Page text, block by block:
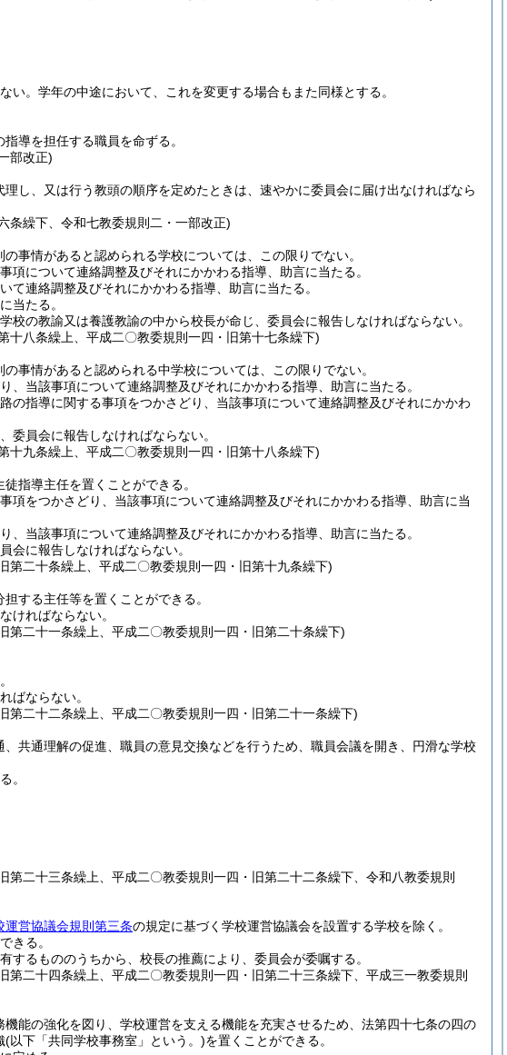
い。 学年の中途において、これを変更する場合もまた同様とする。
導を担任する職員を命ずる。
部改正)
し、又は行う教頭の順序を定めたときは、速やかに委員会に届け出なければなら
条繰下、令和七教委規則二・一部改正)
の事情があると認められる学校については、この限りでない。
について連絡調整及びそれにかかわる指導、助言に当たる。
連絡調整及びそれにかかわる指導、助言に当たる。
当たる。
の教諭又は養護教諭の中から校長が命じ、委員会に報告しなければならない。
八条繰上、平成二〇教委規則一四・旧第十七条繰下)
の事情があると認められる中学校については、この限りでない。
当該事項について連絡調整及びそれにかかわる指導、助言に当たる。
指導に関する事項をつかさどり、当該事項について連絡調整及びそれにかかわ
委員会に報告しなければならない。
九条繰上、平成二〇教委規則一四・旧第十八条繰下)
指導主任を置くことができる。
をつかさどり、当該事項について連絡調整及びそれにかかわる指導、助言に当
当該事項について連絡調整及びそれにかかわる指導、助言に当たる。
会に報告しなければならない。
二十条繰上、平成二〇教委規則一四・旧第十九条繰下)
する主任等を置くことができる。
ければならない。
二十一条繰上、平成二〇教委規則一四・旧第二十条繰下)
ばならない。
二十二条繰上、平成二〇教委規則一四・旧第二十一条繰下)
共通理解の促進、職員の意見交換などを行うため、職員会議を開き、円滑な学校
。
二十三条繰上、平成二〇教委規則一四・旧第二十二条繰下、令和八教委規則
運営協議会規則第三条の規定に基づく学校運営協議会を設置する学校を除く。
きる。
るもののうちから、校長の推薦により、委員会が委嘱する。
二十四条繰上、平成二〇教委規則一四・旧第二十三条繰下、平成三一教委規則
能の強化を図り、学校運営を支える機能を充実させるため、法第四十七条の四の
(以下「共同学校事務室」という。)を置くことができる。